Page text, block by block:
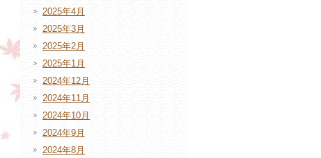
2025年4月
2025年3月
2025年2月
2025年1月
2024年12月
2024年11月
2024年10月
2024年9月
2024年8月